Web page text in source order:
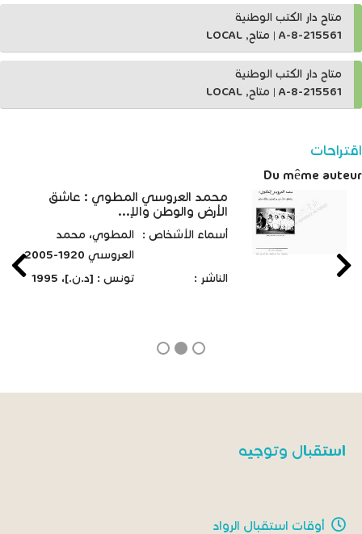
متاح دار الكتب الوطنية
A-8-215561
| متاح, LOCAL
متاح دار الكتب الوطنية
A-8-215561
| متاح, LOCAL
اقتراحات
Du même auteur
محمد العروسي المطوي : عاشق
الأرض والوطن والإ...
أسماء الأشخاص :
المطوي، محمد
العروسي 1920-2005
الناشر :
تونس : [د.ن.]، 1995
استقبال وتوجيه
أوقات استقبال الرواد